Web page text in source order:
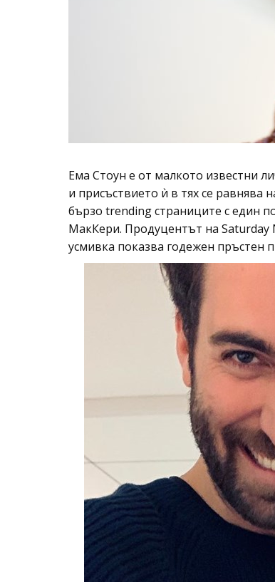
Ема Стоун е от малкото известни
и присъствието ѝ в тях се равнява
бързо trending страниците с един
МакКери. Продуцентът на Saturday
усмивка показва годежен пръстен